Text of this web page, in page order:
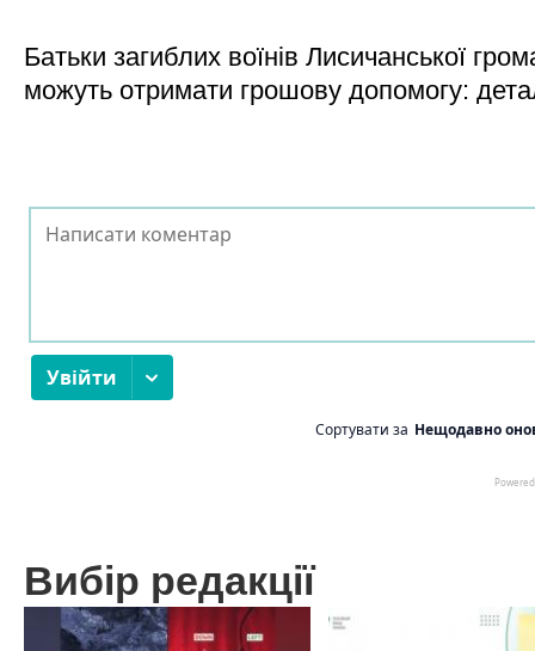
Батьки загиблих воїнів Лисичанської
можуть отримати грошову допомогу:
Вибір редакції